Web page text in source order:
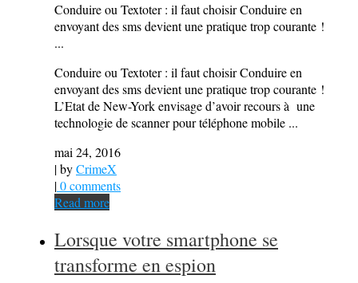
Conduire ou Textoter : il faut choisir Conduire en
envoyant des sms devient une pratique trop courante !
...
Conduire ou Textoter : il faut choisir Conduire en
envoyant des sms devient une pratique trop courante !
L’Etat de New-York envisage d’avoir recours à une
technologie de scanner pour téléphone mobile ...
mai 24, 2016
| byCrimeX
|0 comments
Read more
Lorsque votre smartphone se
transforme en espion